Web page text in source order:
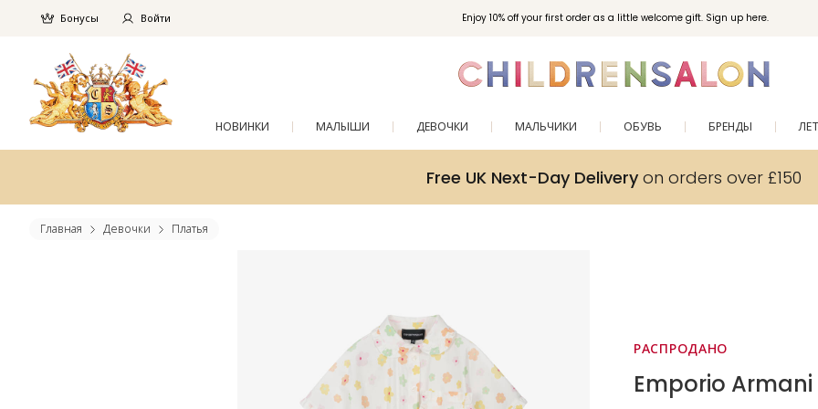
Enjoy 10% off your first order as a little welcome gift. Sign up here.
Бонусы Войти
НОВИНКИ МАЛЫШИ ДЕВОЧКИ МАЛЬЧИКИ ОБУВЬ БРЕНДЫ
Free UK Next-Day Deliveryon orders over £150
Главная Девочки Платья
РАСПРОДАНО
Emporio Armani